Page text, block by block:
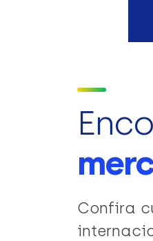
Confira